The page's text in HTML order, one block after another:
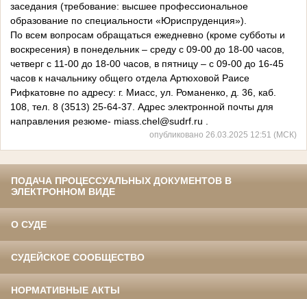
заседания (требование: высшее профессиональное
образование по специальности «Юриспруденция»).
По всем вопросам обращаться ежедневно (кроме субботы и
воскресения) в понедельник – среду с 09-00 до 18-00 часов,
четверг с 11-00 до 18-00 часов, в пятницу – с 09-00 до 16-45
часов к начальнику общего отдела Артюховой Раисе
Рифкатовне по адресу: г. Миасс, ул. Романенко, д. 36, каб.
108, тел. 8 (3513) 25-64-37. Адрес электронной почты для
направления резюме- miass.chel@sudrf.ru .
опубликовано 26.03.2025 12:51 (МСК)
ПОДАЧА ПРОЦЕССУАЛЬНЫХ ДОКУМЕНТОВ В
ЭЛЕКТРОННОМ ВИДЕ
О СУДЕ
СУДЕЙСКОЕ СООБЩЕСТВО
НОРМАТИВНЫЕ АКТЫ